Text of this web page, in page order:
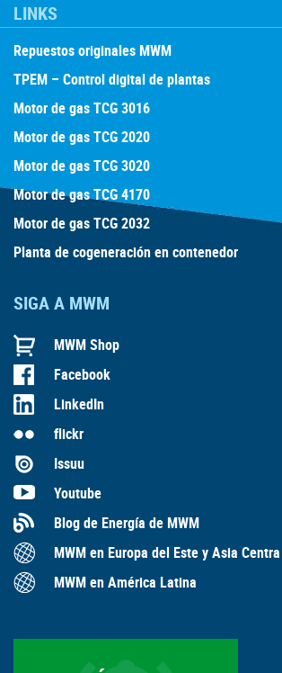
LINKS
Repuestos originales MWM
TPEM – Control digital de plantas
Motor de gas TCG 3016
Motor de gas TCG 2020
Motor de gas TCG 3020
Motor de gas TCG 4170
Motor de gas TCG 2032
Planta de cogeneración en contenedor
SIGA A MWM
MWM Shop
Facebook
LinkedIn
flickr
Issuu
Youtube
Blog de Energía de MWM
MWM en Europa del Este y Asia Centra
MWM en América Latina